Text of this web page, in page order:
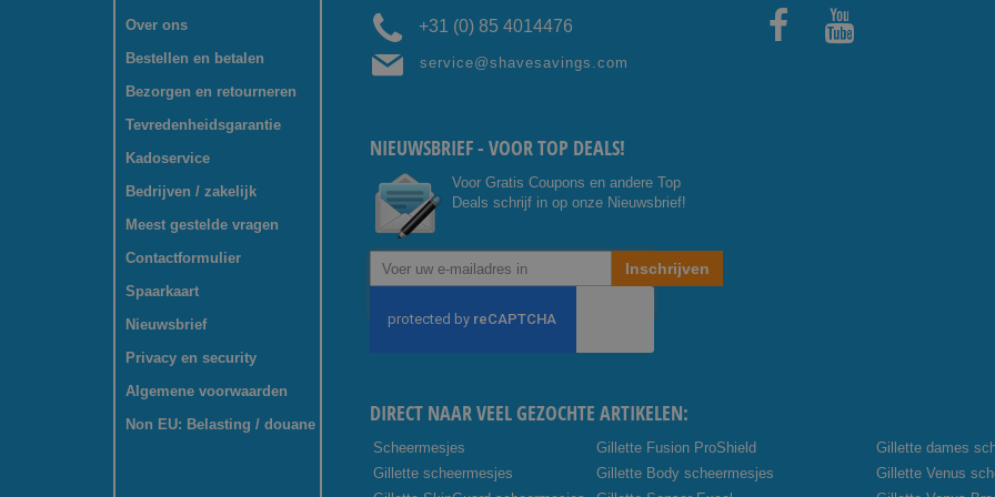
Over ons
Bestellen en betalen
Bezorgen en retourneren
Tevredenheidsgarantie
Kadoservice
Bedrijven / zakelijk
Meest gestelde vragen
Contactformulier
Spaarkaart
Nieuwsbrief
Privacy en security
Algemene voorwaarden
Non EU: Belasting / douane
+31 (0) 85 4014476
service@shavesavings.com
NIEUWSBRIEF - VOOR TOP DEALS!
Voor Gratis Coupons en andere Top
Deals schrijf in op onze Nieuwsbrief!
Abonneer
onze
Inschrijven
DIRECT NAAR VEEL GEZOCHTE ARTIKELEN:
Scheermesjes
Gillette scheermesjes
Gillette Fusion ProShield
Gillette Body scheermesjes
Gillette dames
Gillette Venus